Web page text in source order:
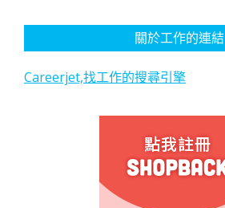
關於工作的連結
Careerjet,找工作的搜尋引擎